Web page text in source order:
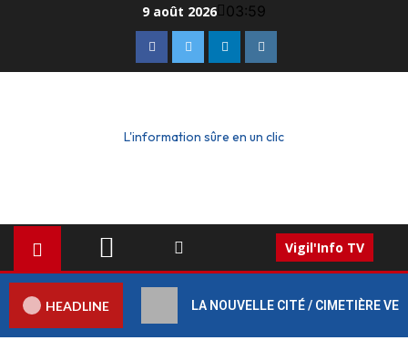
9 août 2026 03:59
L'information sûre en un clic
Vigil'Info TV
HEADLINE LA NOUVELLE CITÉ / CIMETIÈRE